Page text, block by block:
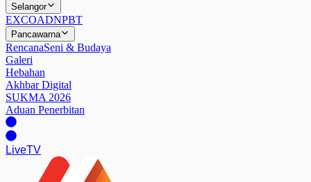
Selangor
EXCOADNPBT
Pancawarna
RencanaSeni & Budaya
Galeri
Hebahan
Akhbar Digital
SUKMA 2026
Aduan Penerbitan
LiveTV